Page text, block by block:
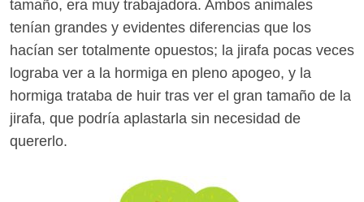
tamaño, era muy trabajadora. Ambos animales
tenían grandes y evidentes diferencias que los
hacían ser totalmente opuestos; la jirafa pocas veces
lograba ver a la hormiga en pleno apogeo, y la
hormiga trataba de huir tras ver el gran tamaño de la
jirafa, que podría aplastarla sin necesidad de
quererlo.